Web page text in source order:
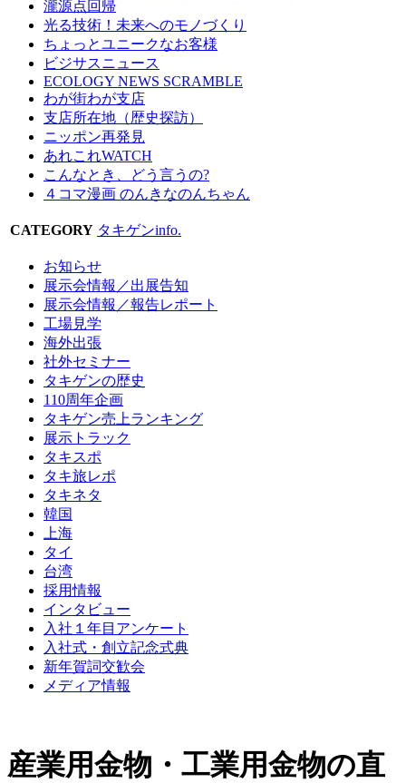
瀧源点回帰
光る技術！未来へのモノづくり
ちょっとユニークなお客様
ビジサスニュース
ECOLOGY NEWS SCRAMBLE
わが街わが支店
支店所在地（歴史探訪）
ニッポン再発見
あれこれWATCH
こんなとき、どう言うの?
４コマ漫画 のんきなのんちゃん
CATEGORY タキゲンinfo.
お知らせ
展示会情報／出展告知
展示会情報／報告レポート
工場見学
海外出張
社外セミナー
タキゲンの歴史
110周年企画
タキゲン売上ランキング
展示トラック
タキスポ
タキ旅レポ
タキネタ
韓国
上海
タイ
台湾
採用情報
インタビュー
入社１年目アンケート
入社式・創立記念式典
新年賀詞交歓会
メディア情報
産業用金物・工業用金物の直